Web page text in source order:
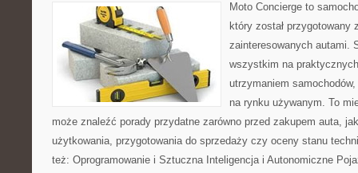
Moto Concierge to
który został przygotowany
zainteresowanych autami.
wszystkim na
utrzymaniem
na rynku używanym. To
może znaleźć porady przydatne zarówno przed zakupem auta,
użytkowania, przygotowania do sprzedaży czy oceny stanu
też: Oprogramowanie i Sztuczna Inteligencja i Autonomiczne